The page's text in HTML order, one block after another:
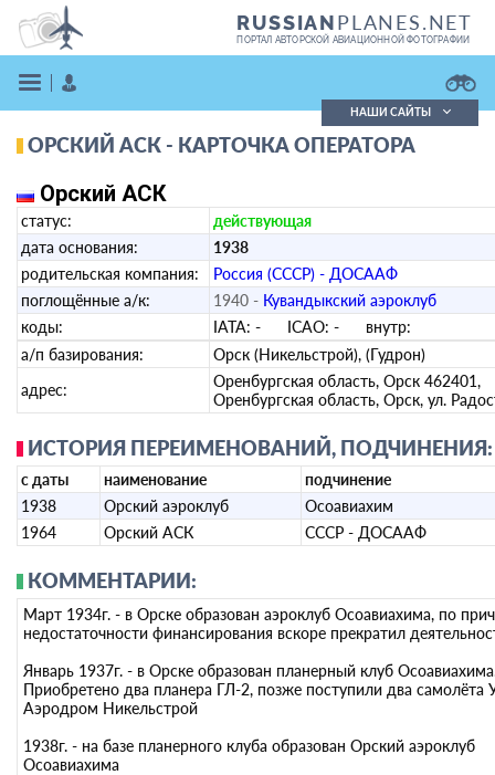
RUSSIANPLANES.NET
ПОРТАЛ АВТОРСКОЙ АВИАЦИОННОЙ ФОТОГРАФИИ
ВОЙТИ
ЗАРЕГИСТРИРОВАТЬСЯ
Поиск фотографий
НАШИ САЙТЫ
ОРСКИЙ АСК - КАРТОЧКА ОПЕРАТОРА
Орский АСК
статус:
действующая
дата основания:
1938
родительская компания:
Россия (СССР) - ДОСААФ
поглощённые а/к:
1940 - Кувандыкский аэроклуб
коды:
IATA: - ICAO: - внутр:
а/п базирования:
Орск (Никельстрой), (Гудрон)
адрес:
Оренбургская область, Орск 462401,
Оренбургская область, Орск, ул.
ИСТОРИЯ ПЕРЕИМЕНОВАНИЙ, ПОДЧИНЕНИЯ:
с даты наименование
подчинение
1938
Орский аэроклуб
Осоавиахим
1964
Орский АСК СССР - ДОСААФ
КОММЕНТАРИИ:
Март 1934г. - в Орске образован аэроклуб Осоавиахима, по
недостаточности финансирования вскоре прекратил
Январь 1937г. - в Орске образован планерный клуб
Приобретено два планера ГЛ-2, позже поступили два самолёта
Аэродром Никельстрой
1938г. - на базе планерного клуба образован Орский аэроклуб
Осоавиахима